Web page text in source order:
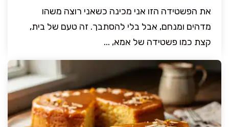
את הפשטידה הזו אני מכינה כשאני רוצה משהו
מדהים ומנחם, אבל בלי להסתבך. זה טעם של בית,
קצת כמו פשטידה של אמא, ...